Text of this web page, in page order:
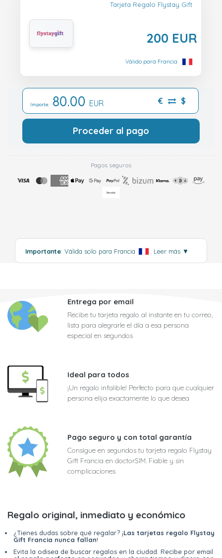
Tarjeta Regalo Flystay Gift
200 EUR
Válido para Francia
Importe: 80.00 EUR € $
Proceder al pago
Pagos seguros
Importante: Válida solo para Francia Leer más ▼
Entrega por email
Recibe tu tarjeta regalo al instante en tu correo,
lista para alegrarle el día a esa persona
especial en segundos
Ideal para todos
¡Un regalo infalible! Perfecto para que cualquier
persona elija exactamente lo que desea
Pago seguro y con total garantía
Consigue en segundos tu tarjeta regalo Flystay
Gift Francia en doctorSIM. Fiable y sin
complicaciones
Regalo original, inmediato y económico
¿Tienes dudas sobre qué regalar? ¡Las tarjetas regalo Flystay
Gift Francia nunca fallan!
Evita la odisea de buscar regalos en la ciudad. Recibe por email